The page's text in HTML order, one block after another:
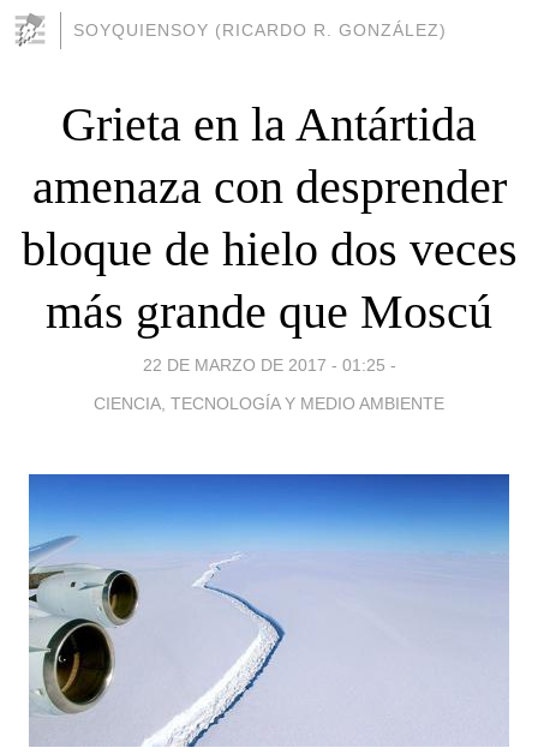
SOYQUIENSOY (RICARDO R. GONZÁLEZ)
Grieta en la Antártida
amenaza con desprender
bloque de hielo dos veces
más grande que Moscú
22 DE MARZO DE 2017 - 01:25 -
CIENCIA, TECNOLOGÍA Y MEDIO AMBIENTE